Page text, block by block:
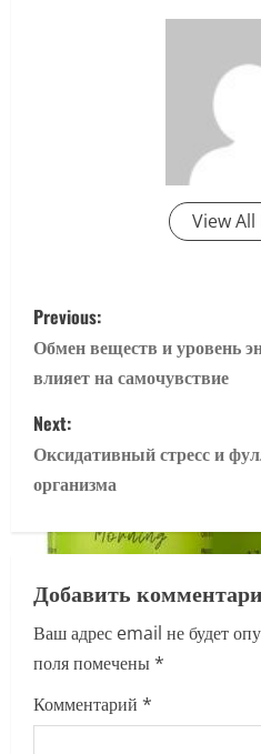
View All
P
o
s
t
n
a
v
i
g
a
Previous:
Обмен веществ и уровень
влияет на самочувствие
Next:
Оксидативный стресс и
организма
Добавить
Ваш адрес email не будет
поля помечены*
Комментарий *